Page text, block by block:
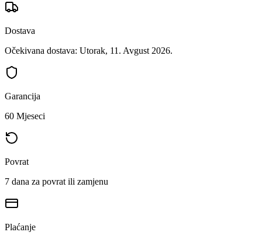
Dostava
Očekivana dostava: Utorak, 11. Avgust 2026.
Garancija
60 Mjeseci
Povrat
7 dana za povrat ili zamjenu
Plaćanje